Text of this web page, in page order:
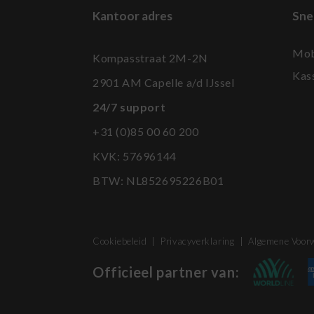
Kantoor adres
Kompasstraat 2M-2N
2901 AM Capelle a/d IJssel
24/7 support
+31 (0)85 00 60 200
KVK: 57696144
BTW: NL852695226B01
Cookiebeleid Privacyverklaring Algemene
Officieel partner van: